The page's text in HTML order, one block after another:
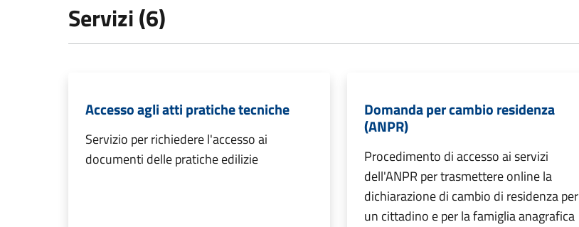
Servizi (6)
Accesso agli atti pratiche tecniche
Servizio per richiedere l'accesso ai
documenti delle pratiche edilizie
Domanda per cambio residenza
(ANPR)
Procedimento di accesso ai servizi
dell'ANPR per trasmettere online la
dichiarazione di cambio di residenza per
un cittadino e per la famiglia anagrafica